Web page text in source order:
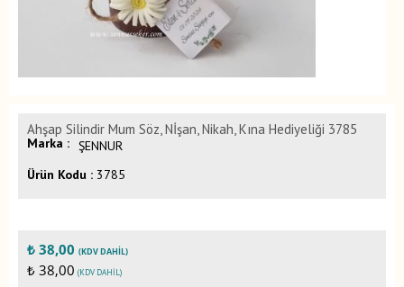
Ahşap Silindir Mum Söz, Nİşan, Nikah, Kına Hediyeliği 3785
Marka : ŞENNUR
Ürün Kodu : 3785
₺ 38,00 (KDV DAHIL)
₺ 38,00 (KDV DAHIL)